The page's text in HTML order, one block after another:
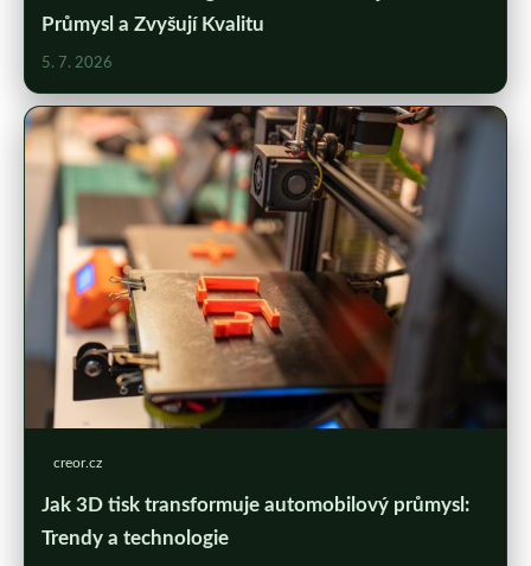
Průmysl a Zvyšují Kvalitu
5. 7. 2026
creor.cz
Jak 3D tisk transformuje automobilový průmysl:
Trendy a technologie